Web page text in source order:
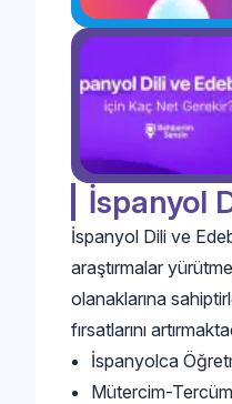
İspanyol
İspanyol Dili ve
araştırmalar
olanaklarına
fırsatlarını
İspanyolca
Mütercim-